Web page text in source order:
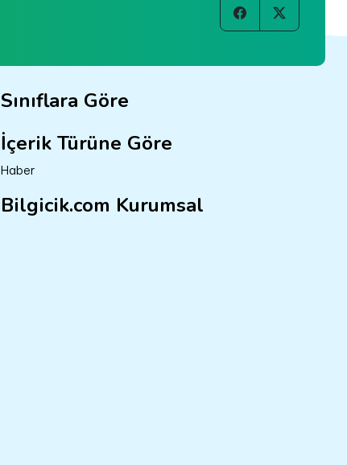
Sınıflara Göre
İçerik Türüne Göre
Haber
Bilgicik.com Kurumsal